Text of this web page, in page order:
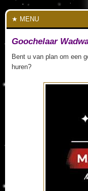
MENU
Goochelaar
Bent u van plan om een
huren?